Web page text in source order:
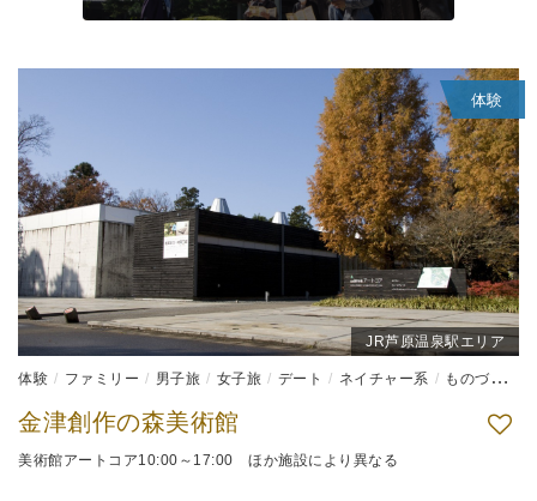
体験
JR芦原温泉駅エリア
体験 ファミリー 男子旅 女子旅 デート ネイチャー系 ものづくり体験
金津創作の森美術館
美術館アートコア10:00～17:00 ほか施設により異なる